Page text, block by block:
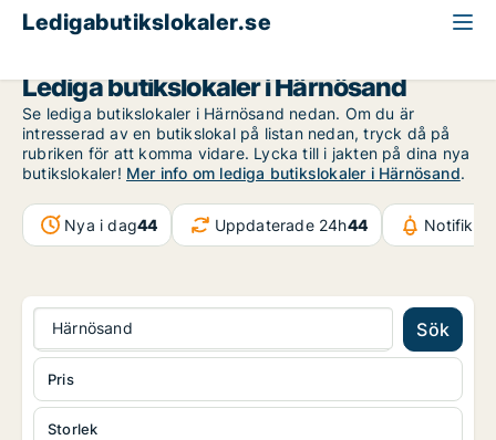
Ledigabutikslokaler.se
Lediga butikslokaler i Härnösand
Se lediga butikslokaler i Härnösand nedan. Om du är
intresserad av en butikslokal på listan nedan, tryck då på
rubriken för att komma vidare. Lycka till i jakten på dina nya
butikslokaler! Mer info om lediga butikslokaler i Härnösand.
Nya i dag44 Uppdaterade 24h44
Härnösand Sök
Storlek
Pris